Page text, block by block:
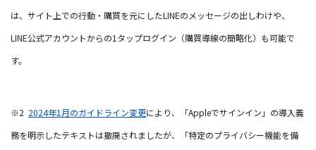
は、サイト上での行動・購買を元にしたLINEのメッセージの出しわけや、
LINE公式アカウントからの1タップログイン（購買導線の簡略化）も可能で
す。
※2 2024年1月のガイドライン変更により、「Appleでサインイン」の導入義
務を明示したテキストは撤廃されましたが、「特定のプライバシー機能を備